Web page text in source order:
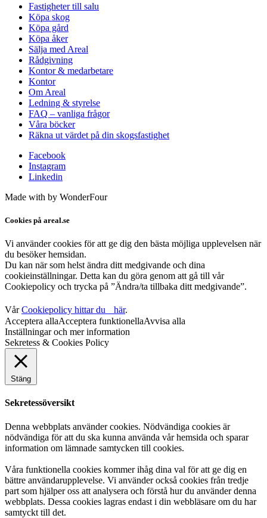
Fastigheter till salu
Köpa skog
Köpa gård
Köpa åker
Sälja med Areal
Rådgivning
Kontor & medarbetare
Kontor
Om Areal
Ledning & styrelse
FAQ – vanliga frågor
Våra böcker
Räkna ut värdet på din skogsfastighet
Facebook
Instagram
Linkedin
Made with by WonderFour
Cookies på areal.se
Vi använder cookies för att ge dig den bästa möjliga upplevelsen när
du besöker hemsidan.
Du kan när som helst ändra ditt medgivande och dina
cookieinställningar. Detta kan du göra genom att gå till vår
Cookiepolicy och trycka på ”Ändra/ta tillbaka ditt medgivande”.
VårCookiepolicy hittar du här.
Acceptera allaAcceptera funktionellaAvvisa alla
Inställningar och mer information
Sekretess & Cookies Policy
Stäng
Sekretessöversikt
Denna webbplats använder cookies. Nödvändiga cookies är
nödvändiga för att du ska kunna använda vår hemsida och sparar
information om lämnade samtycken till cookies.
Våra funktionella cookies kommer ihåg dina val för att ge dig en
bättre användarupplevelse. Vi använder också cookies från tredje
part som hjälper oss att analysera och förstå hur du använder denna
webbplats. Dessa cookies lagras endast i din webbläsare om du har
samtyckt till det.